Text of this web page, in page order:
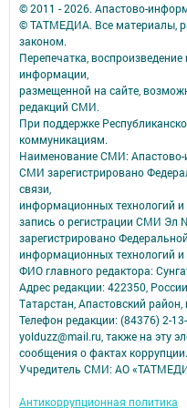
© 2011 - 2026. Апастово-
© ТАТМЕДИА. Все материалы,
законом.
Перепечатка,
информации,
размещенной на сайте,
редакций СМИ.
При поддержке
коммуникациям.
Наименование СМИ:
СМИ зарегистрировано
связи,
информационных технологий
запись о регистрации СМИ Эл
зарегистрировано
информационных технологий
ФИО главного редактора:
Адрес редакции: 422350,
Татарстан, Апастовский
Телефон редакции: (84376) 2-
yolduzz@mail.ru, также на эту
сообщения о фактах коррупции.
Учредитель СМИ: АО
Антикоррупционная политика